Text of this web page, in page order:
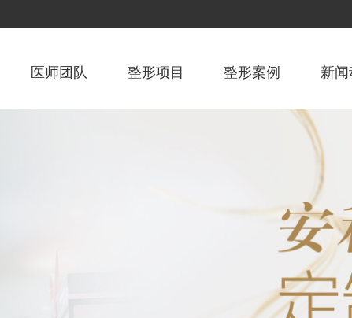
医师团队 整形项目 整形案例 新